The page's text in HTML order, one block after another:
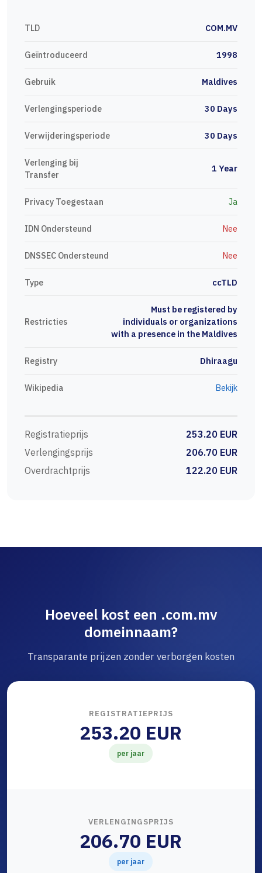
TLD COM.MV
Geïntroduceerd 1998
Gebruik Maldives
Verlengingsperiode 30 Days
Verwijderingsperiode 30 Days
Verlenging bij
Transfer
1 Year
Privacy Toegestaan Ja
IDN Ondersteund Nee
DNSSEC Ondersteund Nee
Type ccTLD
Restricties
Must be registered by
individuals or organizations
with a presence in the Maldives
Registry Dhiraagu
Wikipedia Bekijk
Registratieprijs
253.20 EUR
Verlengingsprijs
206.70 EUR
Overdrachtprijs
122.20 EUR
Hoeveel kost een .com.mv
domeinnaam?
Transparante prijzen zonder verborgen kosten
REGISTRATIEPRIJS
253.20 EUR
per jaar
VERLENGINGSPRIJS
206.70 EUR
per jaar